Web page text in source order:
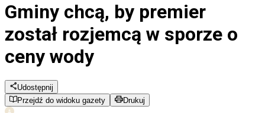
Gminy chcą, by premier
został rozjemcą w sporze o
ceny wody
Udostępnij
Przejdź do widoku gazety
Drukuj